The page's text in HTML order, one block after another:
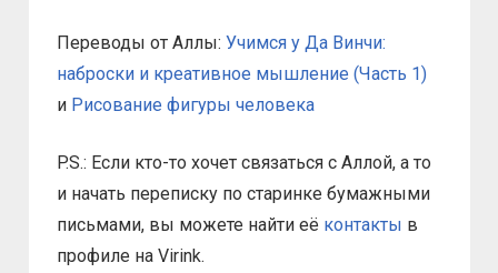
Переводы от Аллы: Учимся у Да Винчи:
наброски и креативное мышление (Часть 1)
и Рисование фигуры человека
P.S.: Если кто-то хочет связаться с Аллой, а то
и начать переписку по старинке бумажными
письмами, вы можете найти её контакты в
профиле на Virink.